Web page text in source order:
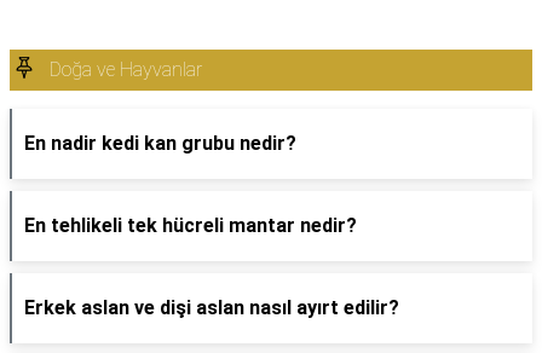
Doğa ve Hayvanlar
En nadir kedi kan grubu nedir?
En tehlikeli tek hücreli mantar nedir?
Erkek aslan ve dişi aslan nasıl ayırt edilir?